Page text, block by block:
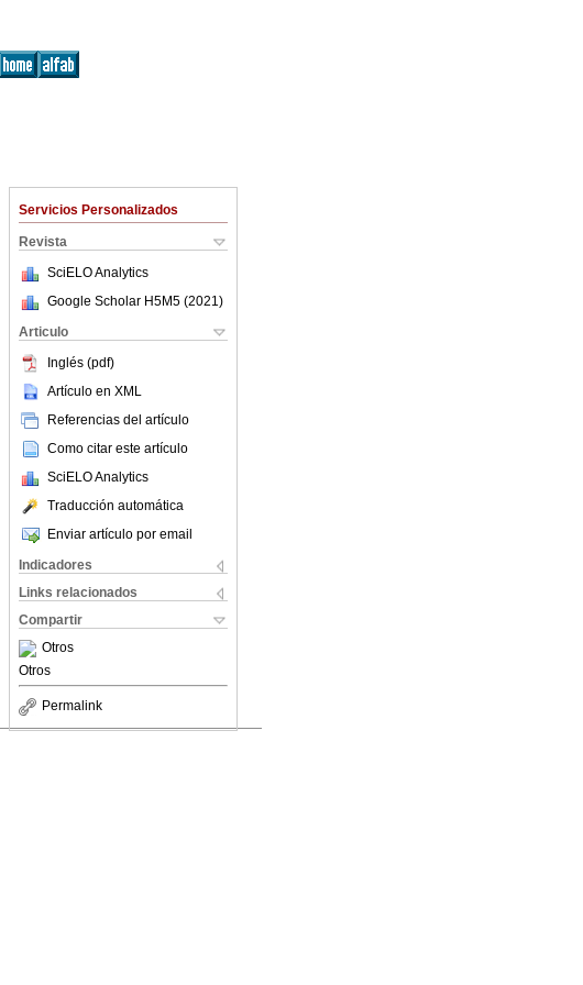
Servicios Personalizados
Revista
SciELO Analytics
Google Scholar H5M5 (2021 )
Articulo
Inglés (pdf)
Artículo en XML
Referencias del artículo
Como citar este artículo
SciELO Analytics
Traducción automática
Enviar artículo por email
Indicadores
Links relacionados
Compartir
Otros
Otros
Permalink